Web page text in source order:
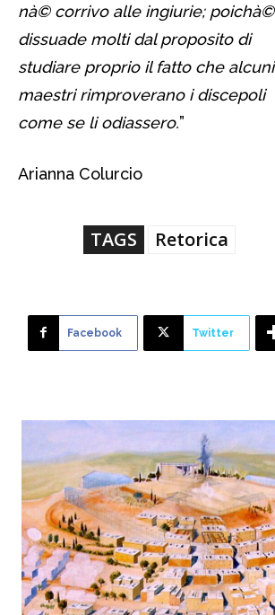
nà© corrivo alle ingiurie; poichà©
dissuade molti dal proposito di
studiare proprio il fatto che alcuni
maestri rimproverano i discepoli
come se li odiassero.”
Arianna Colurcio
TAGS Retorica
Facebook Twitter